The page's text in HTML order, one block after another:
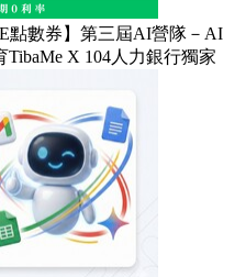
點數券】第三屆AI營隊－AI
X 104人力銀行獨家